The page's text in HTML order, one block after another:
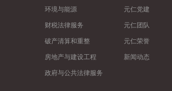
环境与能源
财税法律服务
破产清算和重整
房地产与建设工程
政府与公共法律服务
元仁党建
元仁团队
元仁荣誉
新闻动态